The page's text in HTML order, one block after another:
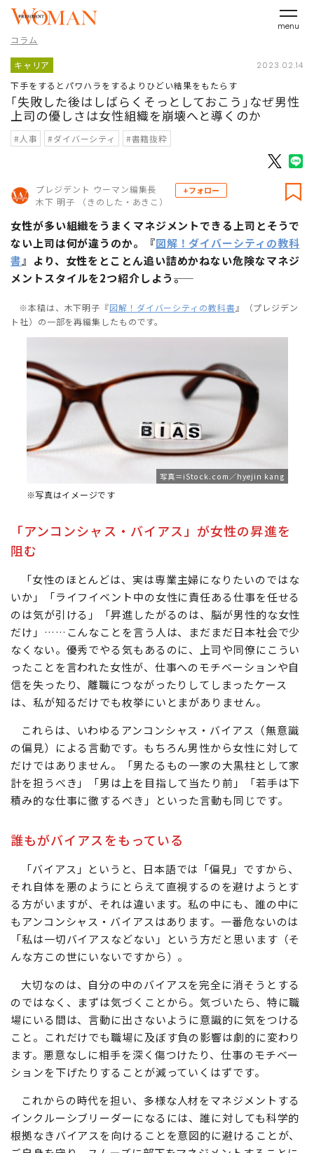
menu
コラム
キャリア 2023.02.14
下手をするとパワハラをするよりひどい結果をもたらす
｢失敗した後はしばらくそっとしておこう｣なぜ男性
上司の優しさは女性組織を崩壊へと導くのか
#人事 #ダイバーシティ #書籍抜粋
プレジデント ウーマン編集長
木下 明子 （きのした・あきこ）
+フォロー
女性が多い組織をうまくマネジメントできる上司とそうで
ない上司は何が違うのか。『図解！ダイバーシティの教科
書 』より、女性をとことん追い詰めかねない危険なマネジ
メントスタイルを2つ紹介しよう――。
※本稿は、木下明子『図解！ダイバーシティの教科書』（プレジデン
ト社）の一部を再編集したものです。
写真＝iStock.com／hyejin kang
※写真はイメージです
「アンコンシャス・バイアス」が女性の昇進を
阻む
「女性のほとんどは、実は専業主婦になりたいのではな
いか」「ライフイベント中の女性に責任ある仕事を任せる
のは気が引ける」「昇進したがるのは、脳が男性的な女性
だけ」……こんなことを言う人は、まだまだ日本社会で少
なくない。優秀でやる気もあるのに、上司や同僚にこうい
ったことを言われた女性が、仕事へのモチベーションや自
信を失ったり、離職につながったりしてしまったケース
は、私が知るだけでも枚挙にいとまがありません。
これらは、いわゆるアンコンシャス・バイアス（無意識
の偏見）による言動です。もちろん男性から女性に対して
だけではありません。「男たるもの一家の大黒柱として家
計を担うべき」「男は上を目指して当たり前」「若手は下
積み的な仕事に徹するべき」といった言動も同じです。
誰もがバイアスをもっている
「バイアス」というと、日本語では「偏見」ですから、
それ自体を悪のようにとらえて直視するのを避けようとす
る方がいますが、それは違います。私の中にも、誰の中に
もアンコンシャス・バイアスはあります。一番危ないのは
「私は一切バイアスなどない」という方だと思います（そ
んな方この世にいないですから）。
大切なのは、自分の中のバイアスを完全に消そうとする
のではなく、まずは気づくことから。気づいたら、特に職
場にいる間は、言動に出さないように意識的に気をつける
こと。これだけでも職場に及ぼす負の影響は劇的に変わり
ます。悪意なしに相手を深く傷つけたり、仕事のモチベー
ションを下げたりすることが減っていくはずです。
これからの時代を担い、多様な人材をマネジメントする